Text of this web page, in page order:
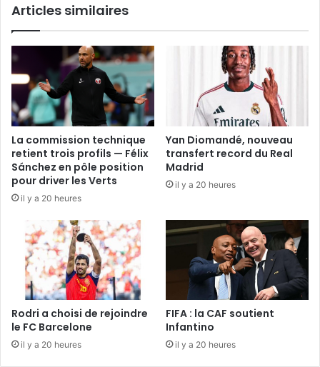
Articles similaires
La commission technique
retient trois profils — Félix
Sánchez en pôle position
pour driver les Verts
il y a 20 heures
Yan Diomandé, nouveau
transfert record du Real
Madrid
il y a 20 heures
Rodri a choisi de rejoindre
le FC Barcelone
il y a 20 heures
FIFA : la CAF soutient
Infantino
il y a 20 heures